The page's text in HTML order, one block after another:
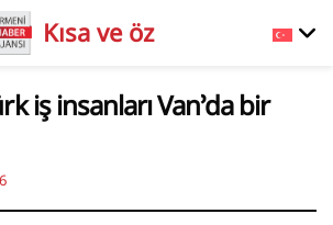
Kısa ve öz
iş insanları Van’da bir